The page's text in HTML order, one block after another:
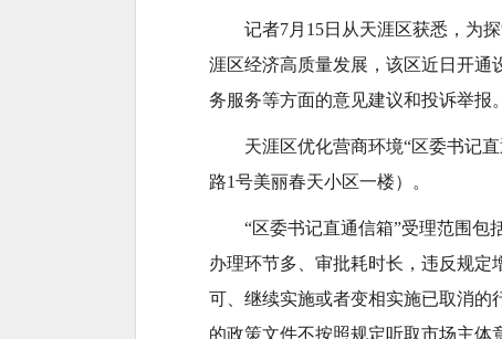
记者7月15日从天涯区获悉，为
涯区经济高质量发展，该区近日开通
务服务等方面的意见建议和投诉举报。
天涯区优化营商环境“区委书记
路1号美丽春天小区一楼）。
“区委书记直通信箱”受理范围包
办理环节多、审批耗时长，违反规
可、继续实施或者变相实施已取消的
的政策文件不按照规定听取市场主